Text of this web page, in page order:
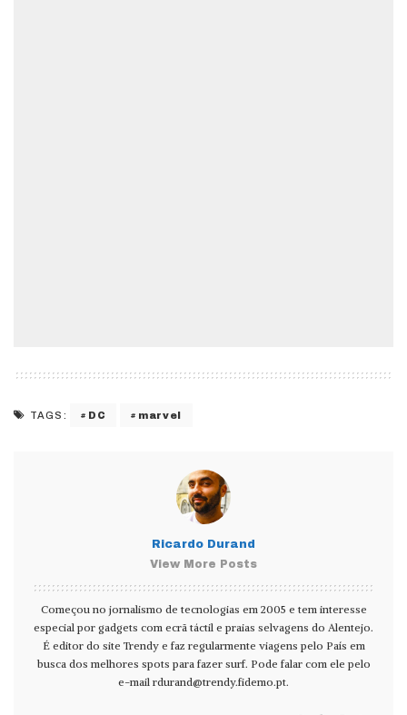
TAGS: DC marvel
Ricardo Durand
View More Posts
Começou no jornalismo de tecnologias em 2005 e tem interesse
especial por gadgets com ecrã táctil e praias selvagens do Alentejo.
É editor do site Trendy e faz regularmente viagens pelo País em
busca dos melhores spots para fazer surf. Pode falar com ele pelo
e-mail rdurand@trendy.fidemo.pt.